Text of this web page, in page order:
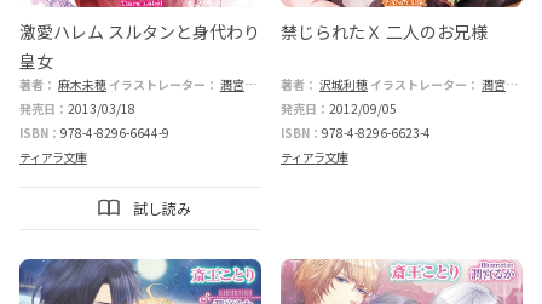
激愛ハレム スルタンと身代わり
皇女
著者： 麻木未穂 イラストレーター： 潤宮るか
発売日： 2013/03/18
ISBN： 978-4-8296-6644-9
ティアラ文庫
試し読み
禁じられたＸ 二人のお兄様
著者： 沢城利穂 イラストレーター： 潤宮るか
発売日： 2012/09/05
ISBN： 978-4-8296-6623-4
ティアラ文庫